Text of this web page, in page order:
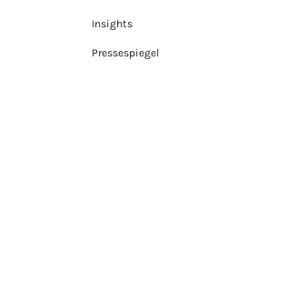
Insights
Pressespiegel